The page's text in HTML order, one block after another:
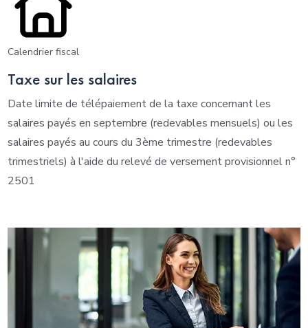
Calendrier fiscal
Taxe sur les salaires
Date limite de télépaiement de la taxe concernant les
salaires payés en septembre (redevables mensuels) ou les
salaires payés au cours du 3ème trimestre (redevables
trimestriels) à l'aide du relevé de versement provisionnel n°
2501